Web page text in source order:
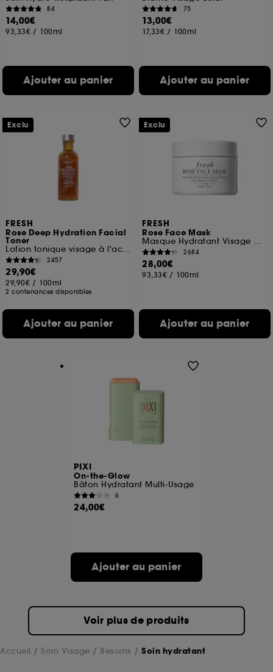
84
14,00€
93,33€ / 100ml
Ajouter au panier
75
13,00€
17,33€ / 100ml
Ajouter au panier
FRESH
Rose Deep Hydration Facial
Toner
Lotion tonique visage à l'acide hyaluronique
2457
29,90€
29,90€ / 100ml
2 contenances disponibles
Ajouter au panier
Exclu
FRESH
Rose Face Mask
Masque Hydratant Visage à La Rose
2684
28,00€
93,33€ / 100ml
Ajouter au panier
Exclu
PIXI
On-the-Glow
Bâton Hydratant Multi-Usage
6
24,00€
Ajouter au panier
Voir plus de produits
Accueil Soin Visage Besoins Soin hydratant